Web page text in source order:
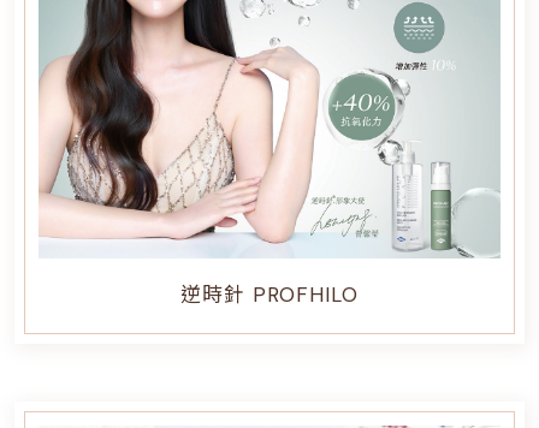
逆時針 PROFHILO